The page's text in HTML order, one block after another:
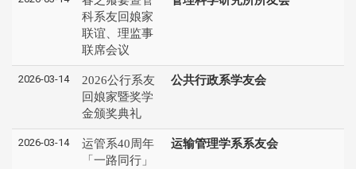
科系友回娘家
联谊、理监事
联席会议
2026-03-14
2026公行系友
回娘家暨奖学
金颁奖典礼
公共行政系学友会
2026-03-14
运管系40周年
「一路同行」
运输管理学系系友会